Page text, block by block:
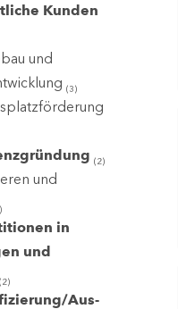
Kunden
und
(3)
(2)
und
in
und
(2)
Aus-